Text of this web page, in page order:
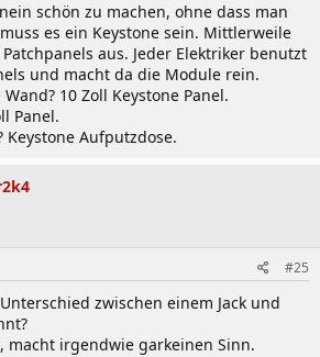
schön zu machen, ohne dass man
es ein Keystone sein. Mittlerweile
aus. Jeder Elektriker benutzt
und macht da die Module rein.
10 Zoll Keystone Panel.
Panel.
Aufputzdose.
#25
zwischen einem Jack und
macht irgendwie garkeinen Sinn.